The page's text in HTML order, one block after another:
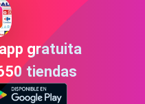
gratuita
tiendas